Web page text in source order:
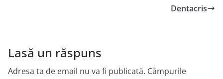
Dentacris
Lasă un răspuns
Adresa ta de email nu va fi publicată. Câmpurile